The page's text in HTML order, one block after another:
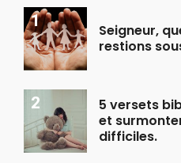
Seigneur,
restions
5 versets
et
difficiles.